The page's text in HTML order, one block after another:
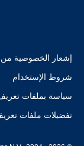
إشعار الخصوصية من
شروط الإستخدام
سياسة بملفات تعريف
تفضيلات ملفات